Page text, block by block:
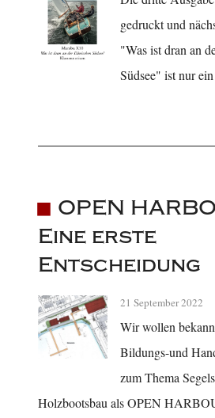
gedruckt und
"Was ist dran an
Südsee" ist nur
OPEN
Eine erste
Entscheidung
21 September 2022
Wir wollen
Bildungs-und
zum Thema
Holzbootsbau als OPEN